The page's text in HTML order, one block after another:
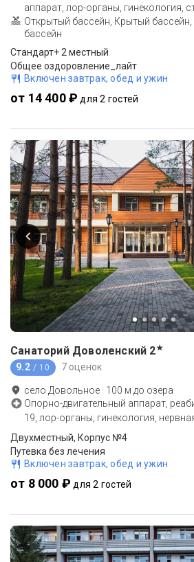
аппарат, лор-органы, гинекология,
Открытый бассейн, Крытый бассейн,
бассейн
Стандарт+ 2 местный
Общее оздоровление_лайт
Включен завтрак, обед и ужин
от 14 400 ₽ для 2 гостей
Санаторий Доволенский 2★
9.2 / 10 7 оценок
село Довольное · 100 м до озера
Опорно-двигательный аппарат,
19, лор-органы, гинекология,
Двухместный, Корпус №4
Путевка без лечения
Включен завтрак, обед и ужин
от 8 000 ₽ для 2 гостей